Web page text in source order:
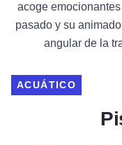
acoge
pasado y su
angular de la
ACUÁTICO